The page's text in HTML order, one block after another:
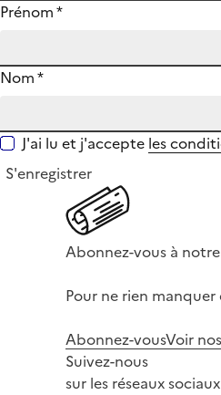
Prénom*
Nom*
J'ai lu et j'accepte les
S'enregistrer
Abonnez-vous à
Pour ne rien
Abonnez-vousVoir
Suivez-nous
sur les réseaux sociaux